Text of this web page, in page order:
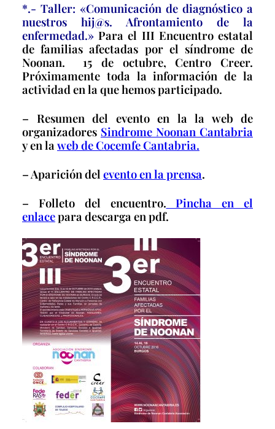
*.- Taller: «Comunicación de diagnóstico a
nuestros hij@s. Afrontamiento de la
enfermedad.» Para el III Encuentro estatal
de familias afectadas por el síndrome de
Noonan. 15 de octubre, Centro Creer.
Próximamente toda la información de la
actividad en la que hemos participado.
– Resumen del evento en la la web de
organizadores Sindrome Noonan Cantabria
y en laweb de Cocemfe Cantabria.
– Aparición del evento en la prensa.
– Folleto del encuentro. Pincha en el
enlacepara descarga en pdf.